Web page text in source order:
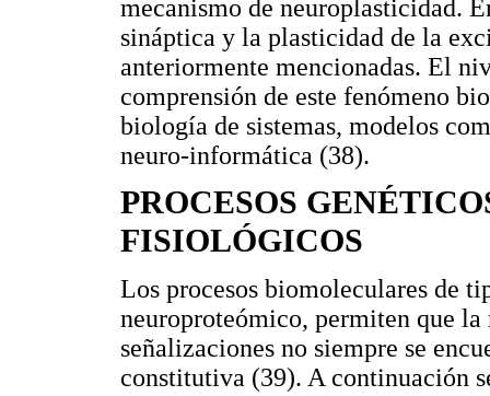
mecanismo de neuroplasticidad.
sináptica y la plasticidad de la
anteriormente mencionadas. El
comprensión de este fenómeno
biología de sistemas, modelos
neuro-informática (38).
PROCESOS
FISIOLÓGICOS
Los procesos biomoleculares de
neuroproteómico, permiten que la
señalizaciones no siempre se
constitutiva (39). A continuación